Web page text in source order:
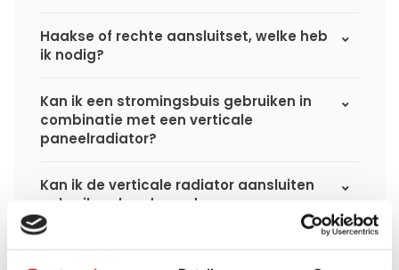
Haakse of rechte aansluitset, welke heb
ik nodig?
Kan ik een stromingsbuis gebruiken in
combinatie met een verticale
paneelradiator?
Kan ik de verticale radiator aansluiten
gebruikmakend van de
bovenaansluitingen?